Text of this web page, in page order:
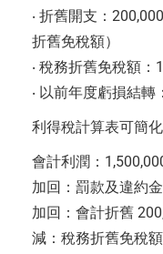
‧ 折舊開支：
折舊免稅額）
‧ 稅務折舊免稅額：
‧ 以前年度虧損結轉
利得稅計算表可簡化
會計利潤：
加回：罰款及違約
加回：會計折舊
減：稅務折舊免稅